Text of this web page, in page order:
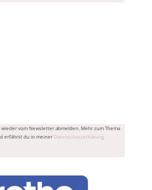
vom Newsletter abmelden. Mehr zum Thema
erfährst du in meiner Datenschutzerklärung.